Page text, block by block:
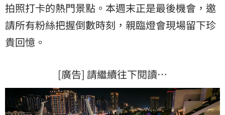
拍照打卡的熱門景點。本週末正是最後機會，邀
請所有粉絲把握倒數時刻，親臨燈會現場留下珍
貴回憶。
[廣告] 請繼續往下閱讀…